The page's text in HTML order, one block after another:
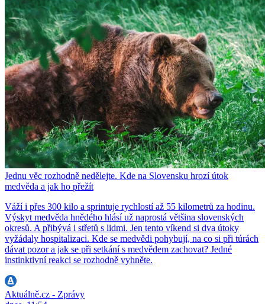
Jednu věc rozhodně nedělejte. Kde na Slovensku hrozí útok
medvěda a jak ho přežít
Váží i přes 300 kilo a sprintuje rychlostí až 55 kilometrů za hodinu.
Výskyt medvěda hnědého hlásí už naprostá většina slovenských
okresů. A přibývá i střetů s lidmi. Jen tento víkend si dva útoky
vyžádaly hospitalizaci. Kde se medvědi pohybují, na co si při túrách
dávat pozor a jak se při setkání s medvědem zachovat? Jedné
instinktivní reakci se rozhodně vyhněte.
Aktuálně.cz - Zprávy